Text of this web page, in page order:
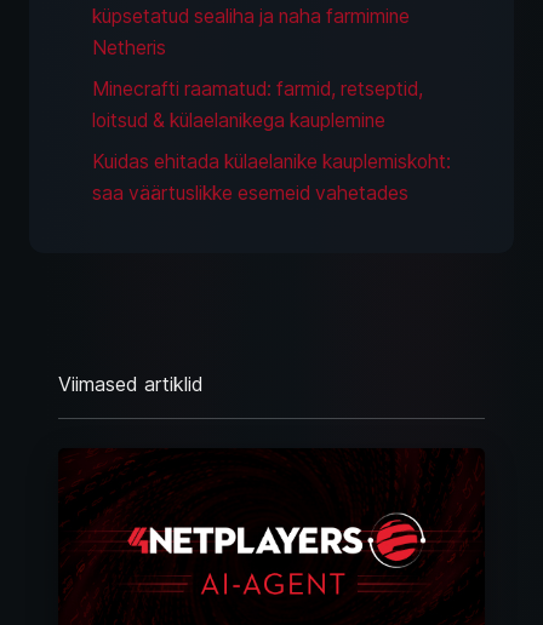
küpsetatud sealiha ja naha farmimine
Netheris
Minecrafti raamatud: farmid, retseptid,
loitsud & külaelanikega kauplemine
Kuidas ehitada külaelanike kauplemiskoht:
saa väärtuslikke esemeid vahetades
Viimased artiklid